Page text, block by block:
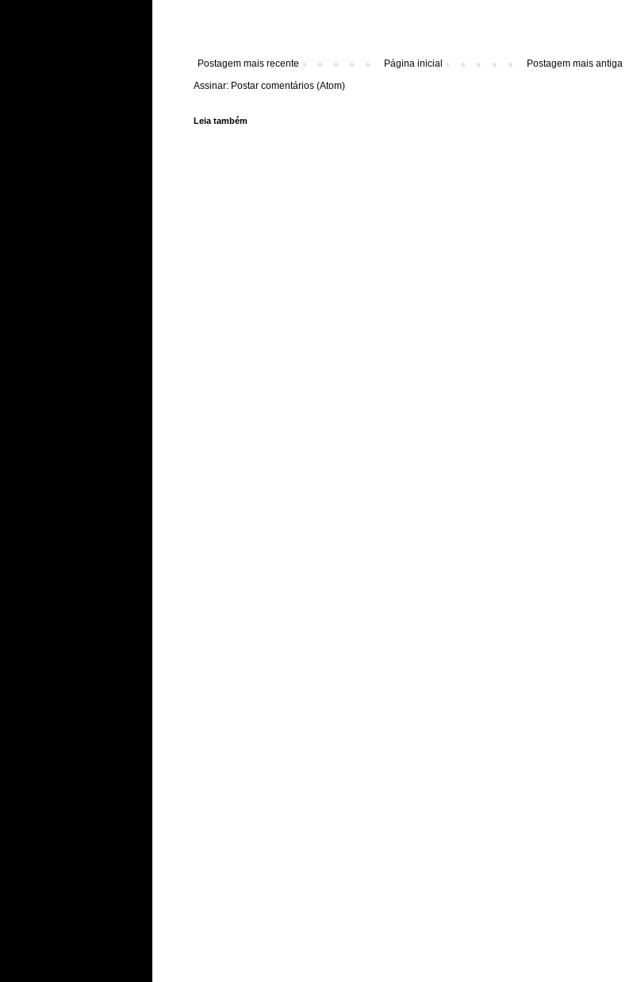
Postagem mais recente Postagem mais antiga
Página inicial
Assinar: Postar comentários (Atom)
Leia também